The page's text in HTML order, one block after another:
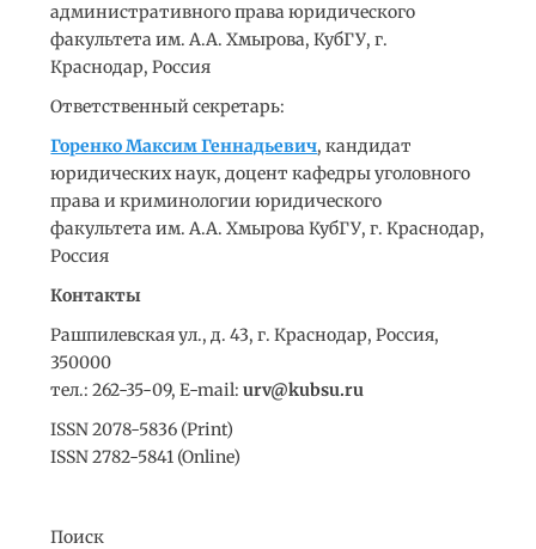
административного права юридического
факультета им. А.А. Хмырова, КубГУ, г.
Краснодар, Россия
Ответственный секретарь:
Горенко Максим Геннадьевич, кандидат
юридических наук, доцент кафедры уголовного
права и криминологии юридического
факультета им. А.А. Хмырова КубГУ, г. Краснодар,
Россия
Контакты
Рашпилевская ул., д. 43, г. Краснодар, Россия,
350000
тел.: 262-35-09, E-mail:urv@kubsu.ru
ISSN 2078-5836 (Print)
ISSN 2782-5841 (Online)
Поиск